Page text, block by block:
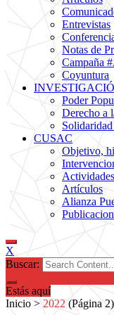
Entrevistas
Notas de
Campaña
Coyuntura
Poder
Derecho a
CUSAC
Objetivo,
Artículos
Alianza
X
Buscar:
Estás aquí
Inicio > 2022 (Página 2)